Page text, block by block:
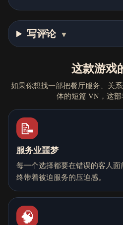
写评论 ▼
这款游戏
如果你想找一部把餐厅服务、关
体的短篇 VN，这部
📝
服务业噩梦
每一个选择都要在错误的客人
终带着被迫服务的压迫感。
🧠